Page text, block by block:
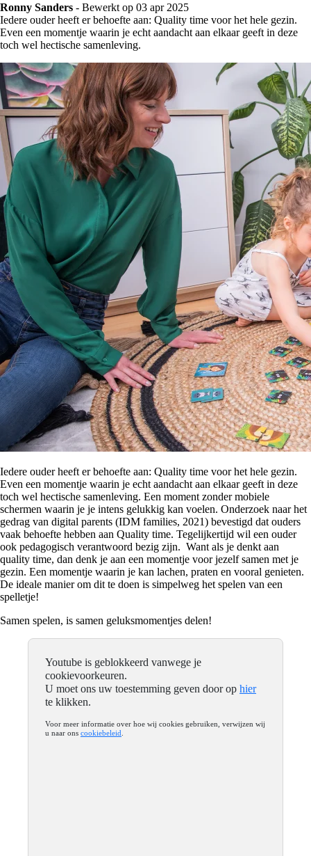
Ronny Sanders - Bewerkt op 03 apr 2025
Iedere ouder heeft er behoefte aan: Quality time voor het hele gezin.
Even een momentje waarin je echt aandacht aan elkaar geeft in deze
toch wel hectische samenleving.
Iedere ouder heeft er behoefte aan: Quality time voor het hele gezin.
Even een momentje waarin je echt aandacht aan elkaar geeft in deze
toch wel hectische samenleving. Een moment zonder mobiele
schermen waarin je je intens gelukkig kan voelen. Onderzoek naar het
gedrag van digital parents (IDM families, 2021) bevestigd dat ouders
vaak behoefte hebben aan Quality time. Tegelijkertijd wil een ouder
ook pedagogisch verantwoord bezig zijn. Want als je denkt aan
quality time, dan denk je aan een momentje voor jezelf samen met je
gezin. Een momentje waarin je kan lachen, praten en vooral genieten.
De ideale manier om dit te doen is simpelweg het spelen van een
spelletje!
Samen spelen, is samen geluksmomentjes delen!
Youtube is geblokkeerd vanwege je
cookievoorkeuren.
U moet ons uw toestemming geven door op hier
te klikken.
Voor meer informatie over hoe wij cookies gebruiken, verwijzen wij
u naar ons cookiebeleid